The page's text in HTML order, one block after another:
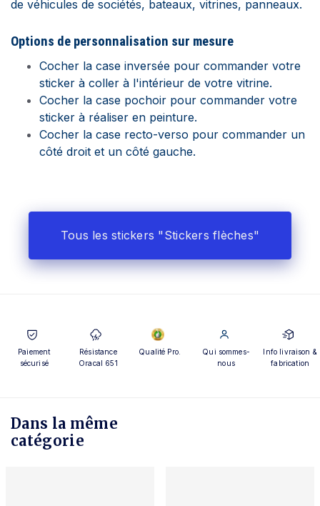
de véhicules de sociétés, bateaux, vitrines, panneaux.
Options de personnalisation sur mesure
Cocher la case inversée pour commander votre
sticker à coller à l'intérieur de votre vitrine.
Cocher la case pochoir pour commander votre
sticker à réaliser en peinture.
Cocher la case recto-verso pour commander un
côté droit et un côté gauche.
Tous les stickers "Stickers flèches"
Paiement
sécurisé
Résistance
Oracal 651
Qualité Pro.
Qui sommes-
nous
Info livraison &
fabrication
Dans la même
catégorie